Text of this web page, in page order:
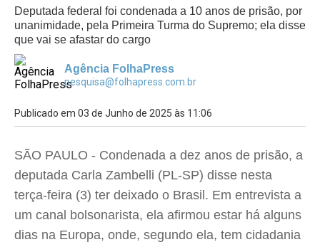
Deputada federal foi condenada a 10 anos de prisão, por
unanimidade, pela Primeira Turma do Supremo; ela disse
que vai se afastar do cargo
Agência FolhaPress
pesquisa@folhapress.com.br
Publicado em 03 de Junho de 2025 às 11:06
SÃO PAULO - Condenada a dez anos de prisão, a
deputada Carla Zambelli (PL-SP) disse nesta
terça-feira (3) ter deixado o Brasil. Em entrevista a
um canal bolsonarista, ela afirmou estar há alguns
dias na Europa, onde, segundo ela, tem cidadania